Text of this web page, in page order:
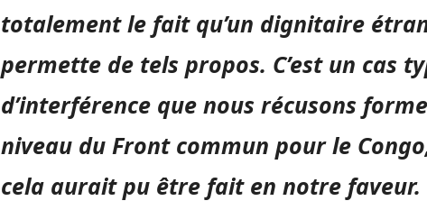
totalement le fait qu’un dignitaire
permette de tels propos. C’est un cas
d’interférence que nous récusons
niveau du Front commun pour le
cela aurait pu être fait en notre faveur.